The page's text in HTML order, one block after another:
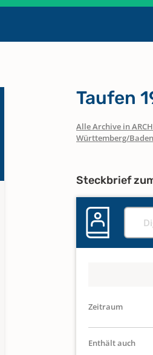
Taufen
Alle Archive in
Württemberg/Baden
Steckbrief
Zeitraum
Enthält auch